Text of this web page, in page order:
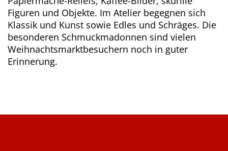
Figuren und Objekte. Im Atelier begegnen sich
Klassik und Kunst sowie Edles und Schräges. Die
besonderen Schmuckmadonnen sind vielen
Weihnachtsmarktbesuchern noch in guter
Erinnerung.